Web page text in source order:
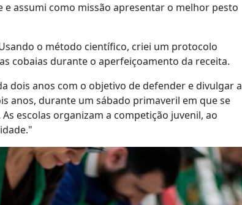
assumi como missão apresentar o melhor pesto
o método científico, criei um protocolo
cobaias durante o aperfeiçoamento da receita.
dois anos com o objetivo de defender e divulgar a
anos, durante um sábado primaveril em que se
escolas organizam a competição juvenil, ao